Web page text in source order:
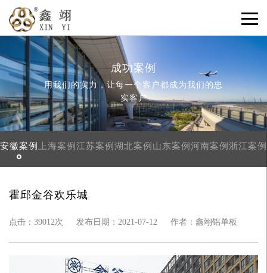
成功案例
用我们的实力，让每一个客户都成为我们的忠
实客户
安徽案例 上海案例 江苏案例 湖北案例 山东案例 河南案例 浙江案例
霍邱金谷欢乐城
点击：39012次 发布日期：2021-07-12 作者：鑫翊铝单板